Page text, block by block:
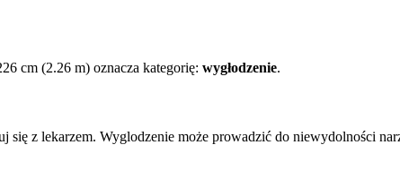
cm (2.26 m) oznacza kategorię: wygłodzenie.
z lekarzem. Wyglodzenie może prowadzić do niewydolności